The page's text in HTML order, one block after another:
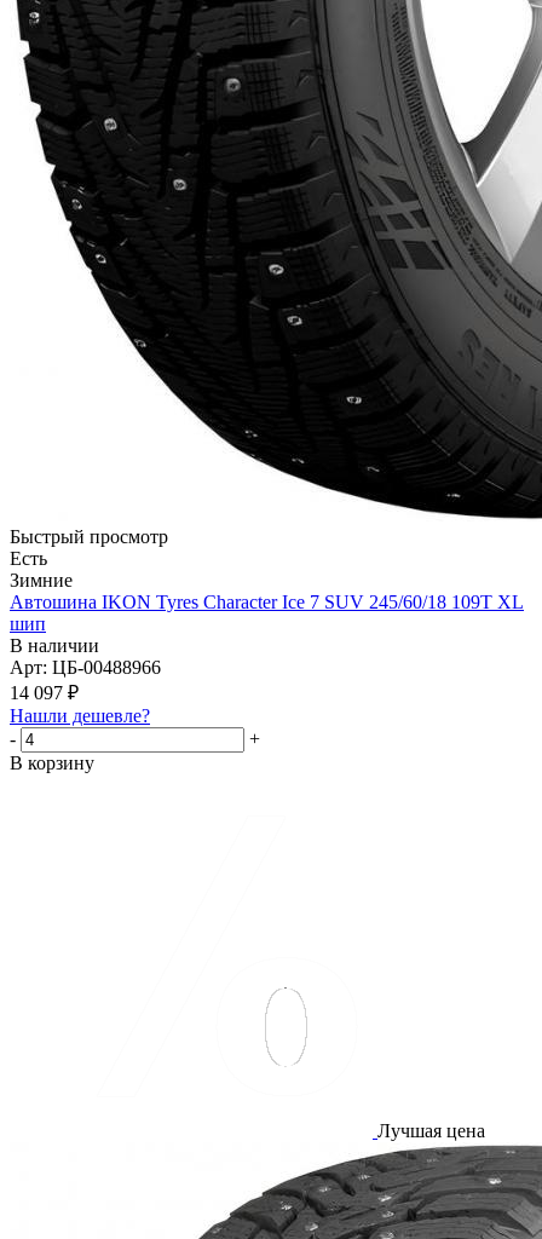
Быстрый просмотр
Есть
Зимние
Автошина IKON Tyres Character Ice 7 SUV 245/60/18 109T XL
шип
В наличии
Арт: ЦБ-00488966
14 097 ₽
Нашли дешевле?
-
+
В корзину
Лучшая цена